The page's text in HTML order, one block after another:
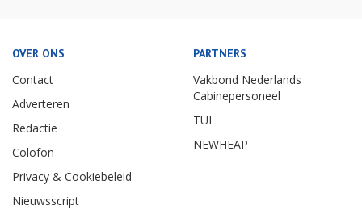
OVER ONS
Contact
Adverteren
Redactie
Colofon
Privacy & Cookiebeleid
Nieuwsscript
PARTNERS
Vakbond Nederlands
Cabinepersoneel
TUI
NEWHEAP